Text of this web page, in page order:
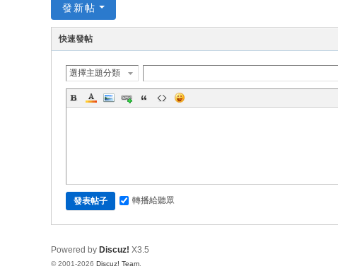
發新帖
快速發帖
選擇主題分類
發表帖子 轉播給聽眾
Powered by Discuz! X3.5
© 2001-2026 Discuz! Team